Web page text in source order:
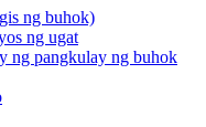
ng buhok)
ng ugat
ng pangkulay ng buhok